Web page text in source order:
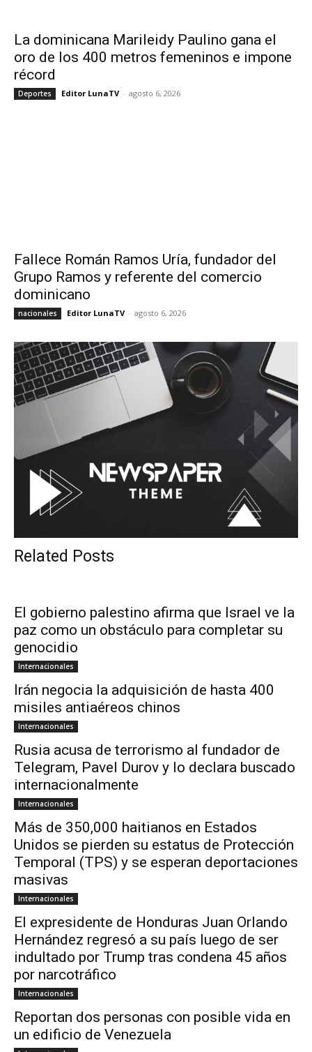
La dominicana Marileidy Paulino gana el
oro de los 400 metros femeninos e impone
récord
Deportes Editor LunaTV - agosto 6, 2026
Fallece Román Ramos Uría, fundador del
Grupo Ramos y referente del comercio
dominicano
nacionales Editor LunaTV - agosto 6, 2026
Related Posts
El gobierno palestino afirma que Israel ve la
paz como un obstáculo para completar su
genocidio
Internacionales
Irán negocia la adquisición de hasta 400
misiles antiaéreos chinos
Internacionales
Rusia acusa de terrorismo al fundador de
Telegram, Pavel Durov y lo declara buscado
internacionalmente
Internacionales
Más de 350,000 haitianos en Estados
Unidos se pierden su estatus de Protección
Temporal (TPS) y se esperan deportaciones
masivas
Internacionales
El expresidente de Honduras Juan Orlando
Hernández regresó a su país luego de ser
indultado por Trump tras condena 45 años
por narcotráfico
Internacionales
Reportan dos personas con posible vida en
un edificio de Venezuela